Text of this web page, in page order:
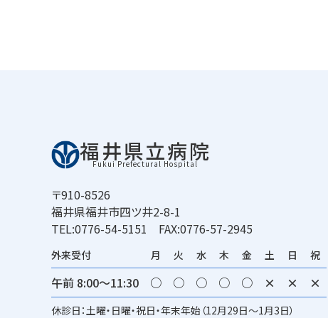
福井県立病院
Fukui Prefectural Hospital
〒910-8526
福井県福井市四ツ井2-8-1
TEL:0776-54-5151 FAX:0776-57-2945
外来受付 月 火 水 木 金 土 日 祝
午前 8:00～11:30 ○ ○ ○ ○ ○ × × ×
休診日：土曜・日曜・祝日・年末年始（12月29日～1月3日）